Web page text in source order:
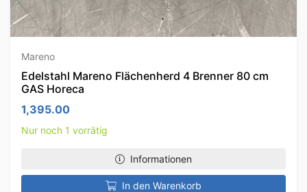
Mareno
Edelstahl Mareno Flächenherd 4 Brenner 80 cm
GAS Horeca
1,395.00
Nur noch 1 vorrätig
Informationen
In den Warenkorb